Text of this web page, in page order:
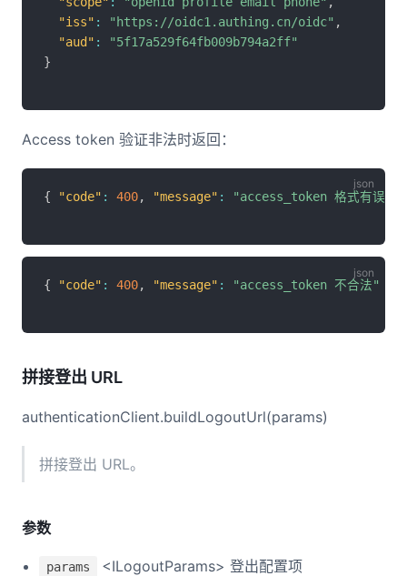
"iss" : "https://oidc1.authing.cn/oidc" ,
"aud" :
"5f17a529f64fb009b794a2ff"
}
Access token 验证非法时返回：
{ "code" : 400, "message" : "access_token 格式有误"
{ "code" : 400, "message" : "access_token 不合法"
拼接登出 URL
authenticationClient.buildLogoutUrl(params)
拼接登出 URL。
参数
params <ILogoutParams> 登出配置项